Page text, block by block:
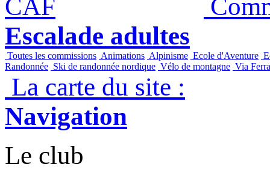
Escalade adultes
Toutes les commissions Animations Alpinisme Ecole d'Aventure
Randonnée Ski de randonnée nordique Vélo de montagne Via
La carte du site :
Navigation
Le club